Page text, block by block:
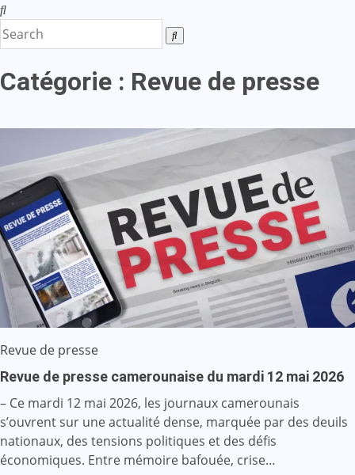
Catégorie : Revue de presse
Revue de presse
Revue de presse camerounaise du mardi 12 mai 2026
– Ce mardi 12 mai 2026, les journaux camerounais
s’ouvrent sur une actualité dense, marquée par des deuils
nationaux, des tensions politiques et des défis
économiques. Entre mémoire bafouée, crise…